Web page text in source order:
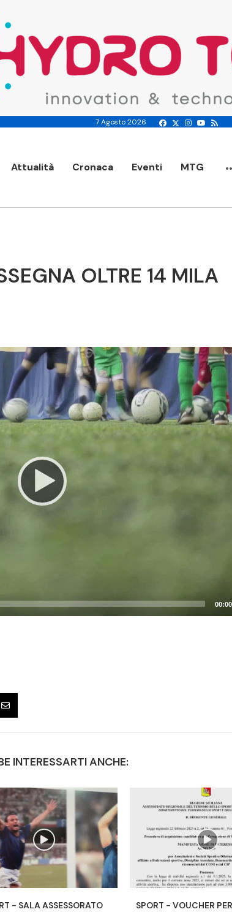
7 Agosto 2026
Attualità Cronaca Eventi MTG
OLTRE 14 MILA
Video
Player
00:00
INTERESSARTI ANCHE:
- SALA ASSESSORATO
SPORT - VOUCHER